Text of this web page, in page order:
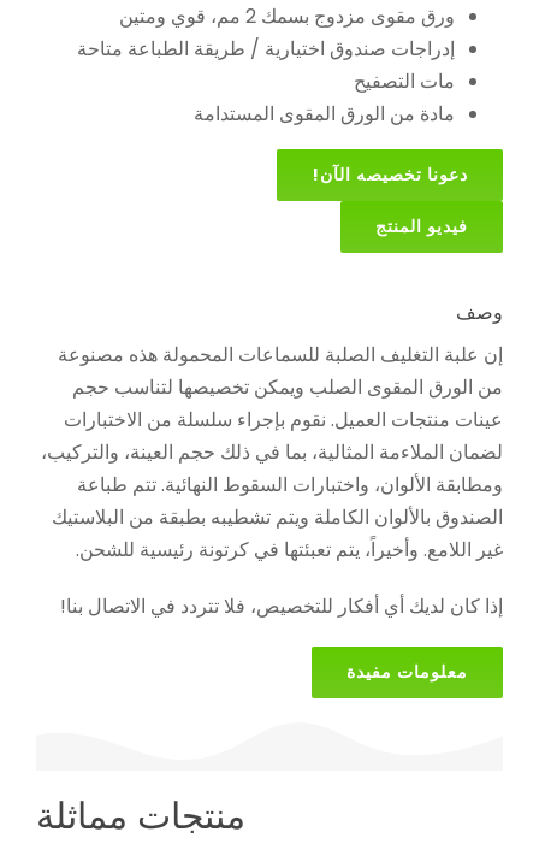
ورق مقوى مزدوج بسمك 2 مم، قوي ومتين
إدراجات صندوق اختيارية / طريقة الطباعة متاحة
مات التصفيح
مادة من الورق المقوى المستدامة
دعونا تخصيصه الآن!
فيديو المنتج
وصف
إن علبة التغليف الصلبة للسماعات المحمولة هذه مصنوعة
من الورق المقوى الصلب ويمكن تخصيصها لتناسب حجم
عينات منتجات العميل. نقوم بإجراء سلسلة من الاختبارات
لضمان الملاءمة المثالية، بما في ذلك حجم العينة، والتركيب،
ومطابقة الألوان، واختبارات السقوط النهائية. تتم طباعة
الصندوق بالألوان الكاملة ويتم تشطيبه بطبقة من البلاستيك
غير اللامع. وأخيراً، يتم تعبئتها في كرتونة رئيسية للشحن.
إذا كان لديك أي أفكار للتخصيص، فلا تتردد في الاتصال بنا!
معلومات مفيدة
منتجات مماثلة